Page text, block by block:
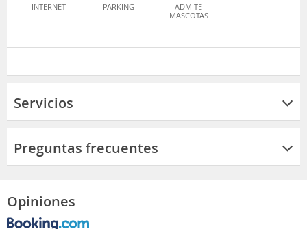
INTERNET PARKING
ADMITE
MASCOTAS
Servicios
Preguntas frecuentes
Opiniones